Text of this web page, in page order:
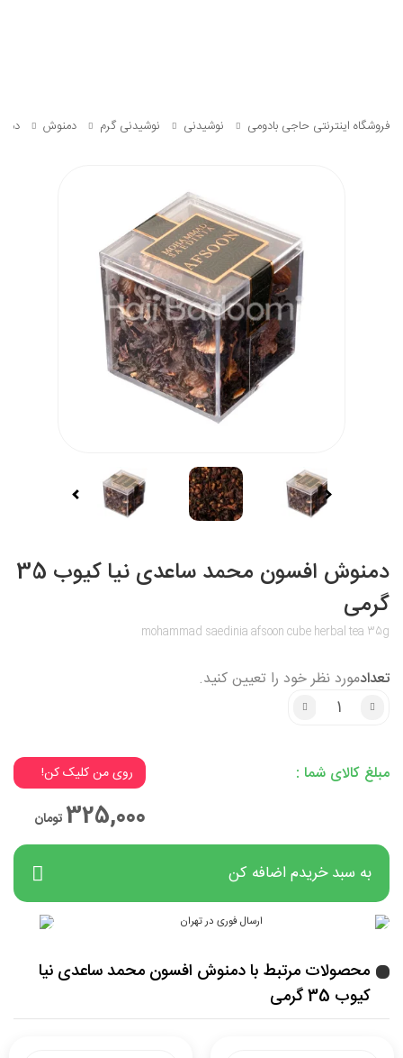
فروشگاه اینترنتی حاجی بادومی نوشیدنی نوشیدنی گرم دمنوش
دمنوش افسون محمد ساعدی نیا کیوب 35
گرمی
mohammad saedinia afsoon cube herbal tea 35g
تعدادمورد نظر خود را تعیین کنید.
مبلغ کالای شما :
روی من کلیک کن!
325,000 تومان
به سبد خریدم اضافه کن
محصولات مرتبط با دمنوش افسون محمد ساعدی نیا
کیوب 35 گرمی